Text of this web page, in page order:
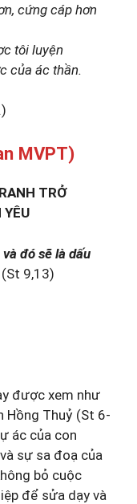
cứng cáp hơn
tôi luyện
của ác thần.
MVPT)
TRỞ
và đó sẽ là dấu
(St 9,13)
được xem như
Hồng Thuỷ (St 6-
ác của con
sự sa đoạ của
bỏ cuộc
để sửa dạy và